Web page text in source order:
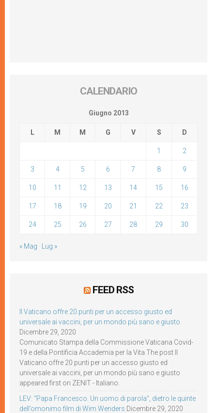
CALENDARIO
Giugno 2013
L M M G V S D
1 2
3 4 5 6 7 8 9
10 11 12 13 14 15 16
17 18 19 20 21 22 23
24 25 26 27 28 29 30
« Mag Lug »
FEED RSS
Il Vaticano offre 20 punti per un accesso giusto ed
universale ai vaccini, per un mondo più sano e giusto
Dicembre 29, 2020
Comunicato Stampa della Commissione Vaticana Covid-
19 e della Pontificia Accademia per la Vita The post Il
Vaticano offre 20 punti per un accesso giusto ed
universale ai vaccini, per un mondo più sano e giusto
appeared first on ZENIT - Italiano.
LEV: “Papa Francesco. Un uomo di parola”, dietro le quinte
dell’omonimo film di Wim Wenders Dicembre 29, 2020